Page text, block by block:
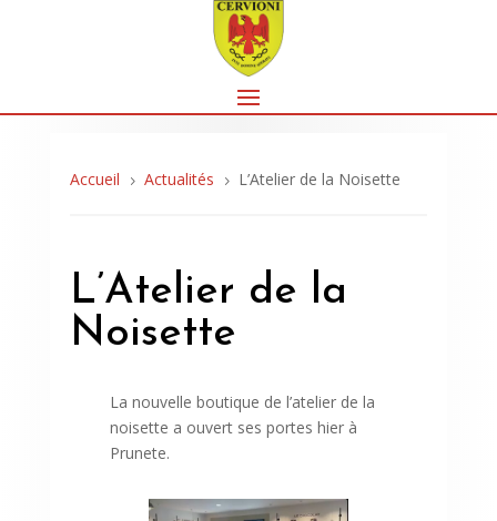
Accueil 5 Actualités 5 L’Atelier de la Noisette
L’Atelier de la
Noisette
La nouvelle boutique de l’atelier de la
noisette a ouvert ses portes hier à
Prunete.